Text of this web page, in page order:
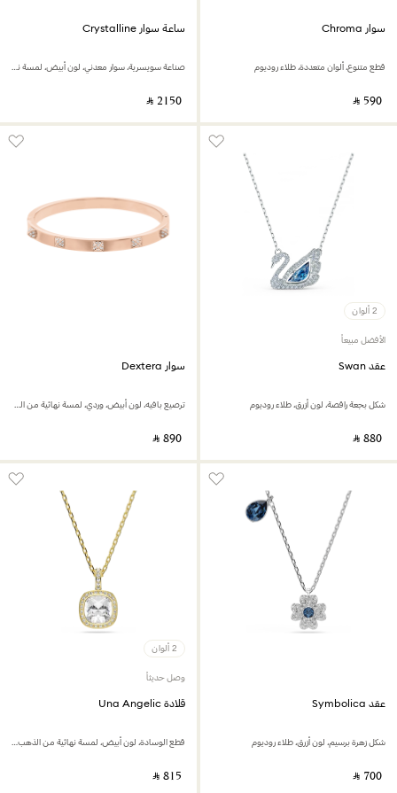
سوار Chroma
قطع متنوع، ألوان متعددة، طلاء روديوم
‎ ⃁ ⁦590⁩ ‎
ساعة سوار Crystalline
صناعة سويسرية، سوار معدني، لون أبيض، لمسة نهائية بلون ذهبي وردي
‎ ⃁ ⁦2150⁩ ‎
2 ألوان
الأفضل مبيعاً
عقد Swan
شكل بجعة راقصة، لون أزرق، طلاء روديوم
‎ ⃁ ⁦880⁩ ‎
سوار Dextera
ترصيع بافيه، لون أبيض، وردي،‎ لمسة نهائية من الذهب الوردي عيار 18 قيراط
‎ ⃁ ⁦890⁩ ‎
عقد Symbolica
شكل زهرة برسيم، لون أزرق، طلاء روديوم
‎ ⃁ ⁦700⁩ ‎
2 ألوان
وصل حديثاً
قلادة Una Angelic
قطع الوسادة، لون أبيض، لمسة نهائية من الذهب عيار 18 قيراط
‎ ⃁ ⁦815⁩ ‎